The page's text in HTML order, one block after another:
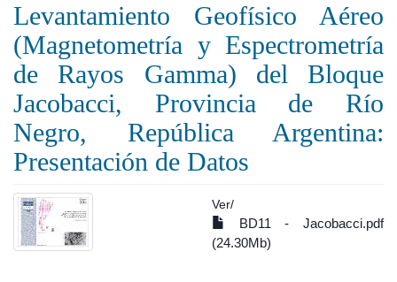
Levantamiento Geofísico Aéreo
(Magnetometría y Espectrometría
de Rayos Gamma) del Bloque
Jacobacci, Provincia de Río
Negro, República Argentina:
Presentación de Datos
Ver/
BD11 - Jacobacci.pdf
(24.30Mb)